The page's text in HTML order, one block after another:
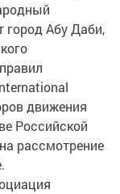
город Абу Даби,
движения
Российской
рассмотрение